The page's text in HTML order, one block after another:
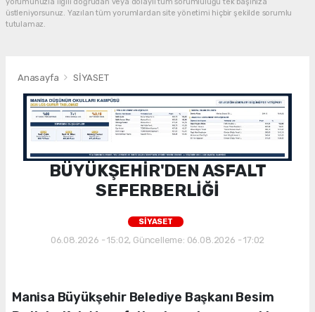
üstleniyorsunuz. Yazılan tüm yorumlardan site yönetimi hiçbir şekilde sorumlu
tutulamaz.
Anasayfa SİYASET
BÜYÜKŞEHİR'DEN ASFALT
SEFERBERLİĞİ
SİYASET
06.08.2026 - 15:02, Güncelleme: 06.08.2026 - 17:02
Manisa Büyükşehir Belediye Başkanı Besim